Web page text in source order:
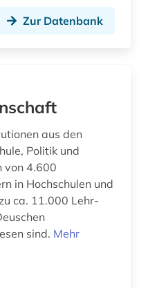
didaktik der naturwissenschaften (1)
Zur Datenbank
aus den
Politik und
von 4.600
in Hochschulen und
ca. 11.000 Lehr-
sind. Mehr